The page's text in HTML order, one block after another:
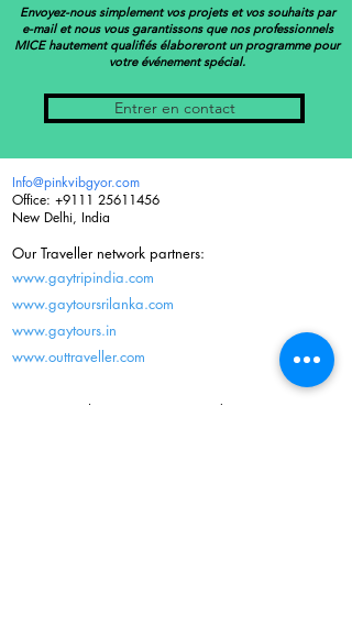
Envoyez-nous simplement vos projets et vos souhaits par
e-mail et nous vous garantissons que nos professionnels
MICE hautement qualifiés élaboreront un programme pour
votre événement spécial.
Entrer en contact
Info@pinkvibgyor.com
Office: +9111 25611456
New Delhi, India
Our Traveller network partners:
www.gaytripindia.com
www.gaytoursrilanka.com
www.gaytours.in
www.outtraveller.com
Gay tours India | Gay tours Sri Lanka | Gay group